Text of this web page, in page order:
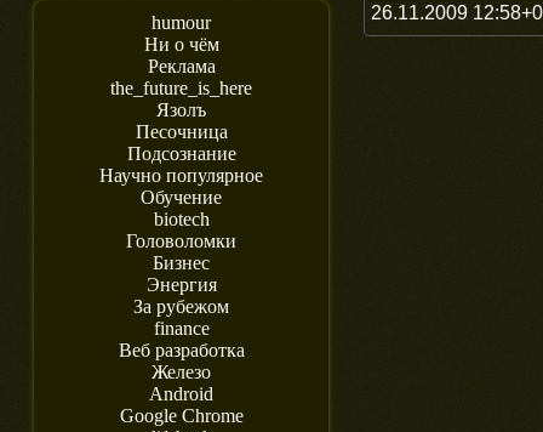
humour
Ни о чём
Реклама
the_future_is_here
Язолъ
Песочница
Подсознание
Научно популярное
Обучение
biotech
Головоломки
Бизнес
Энергия
За рубежом
finance
Веб разработка
Железо
Android
Google Chrome
26.11.2009